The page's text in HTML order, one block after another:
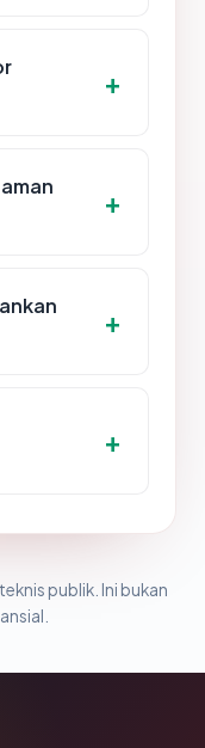
publik. Ini bukan